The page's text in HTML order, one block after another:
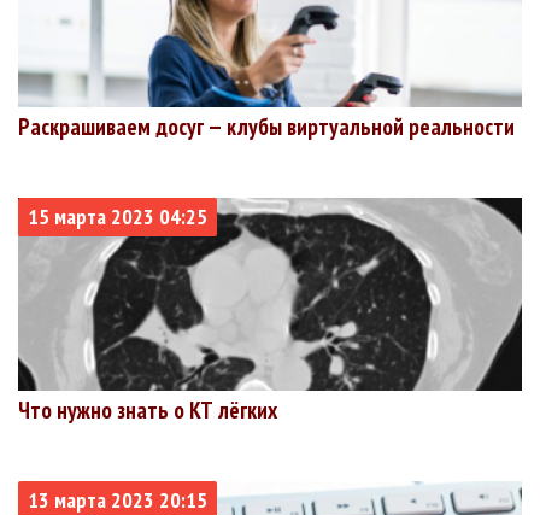
Раскрашиваем досуг — клубы виртуальной реальности
15 марта 2023 04:25
Что нужно знать о КТ лёгких
13 марта 2023 20:15